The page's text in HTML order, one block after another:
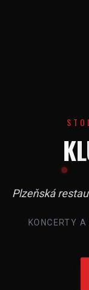
Plzeňská
KONCERTY A